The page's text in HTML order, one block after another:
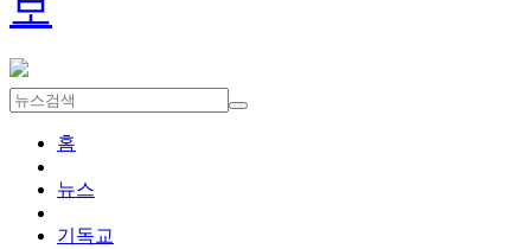
홈
뉴스
기독교